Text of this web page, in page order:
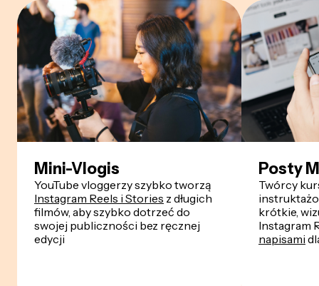
Mini-Vlogis
YouTube vloggerzy szybko tworzą
Instagram Reels i Stories z długich
filmów, aby szybko dotrzeć do
swojej publiczności bez ręcznej
edycji
Posty
Twórcy
krótkie,
Instagram
napisami